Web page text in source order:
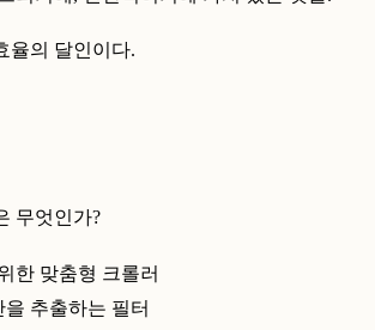
율의 달인이다.
무엇인가?
한 맞춤형 크롤러
추출하는 필터